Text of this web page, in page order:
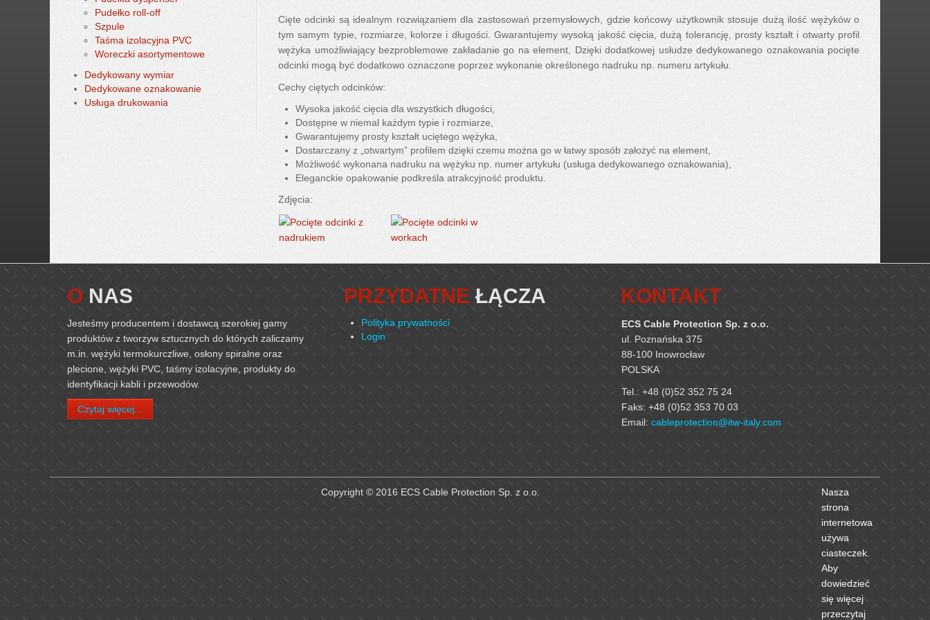
działanie. Wszystkie te cechy są zgodne z tą
Cięte odcinki są idealnym rozwiązaniem dla zastosowań przemysłowych, gdzie końcowy użytkownik stosuje dużą ilość wężyków o
tym samym typie, rozmiarze, kolorze i długości. Gwarantujemy wysoką jakość cięcia, dużą tolerancję, prosty kształt i otwarty profil
wężyka umożliwiający bezproblemowe zakładanie go na element, Dzięki dodatkowej usłudze dedykowanego oznakowania pocięte
odcinki mogą być dodatkowo oznaczone poprzez wykonanie określonego nadruku np. numeru artykułu.
Cechy ciętych odcinków:
Wysoka jakość cięcia dla wszystkich długości,
Dostępne w niemal każdym typie i rozmiarze,
Gwarantujemy prosty kształt uciętego wężyka,
Dostarczany z „otwartym” profilem dzięki czemu można go w łatwy sposób założyć na element,
Możliwość wykonana nadruku na wężyku np. numer artykułu (usługa dedykowanego oznakowania),
Eleganckie opakowanie podkreśla atrakcyjność produktu.
Zdjęcia:
Pudełko roll-off
Szpule
Taśma izolacyjna PVC
Woreczki asortymentowe
Dedykowany wymiar
Dedykowane oznakowanie
Usługa drukowania
O NAS
Jesteśmy producentem i dostawcą szerokiej gamy
produktów z tworzyw sztucznych do których zaliczamy
m.in. wężyki termokurczliwe, osłony spiralne oraz
plecione, wężyki PVC, taśmy izolacyjne, produkty do
identyfikacji kabli i przewodów.
Czytaj więcej...
PRZYDATNE ŁĄCZA
Polityka prywatności
Login
KONTAKT
ECS Cable Protection Sp. z o.o.
ul. Poznańska 375
88-100 Inowrocław
POLSKA
Tel.: +48 (0)52 352 75 24
Faks: +48 (0)52 353 70 03
Email: cableprotection@itw-italy.com
Copyright © 2016 ECS Cable Protection Sp. z o.o.
Nasza
strona
internetowa
używa
ciasteczek.
Aby
dowiedzieć
się więcej
przeczytaj